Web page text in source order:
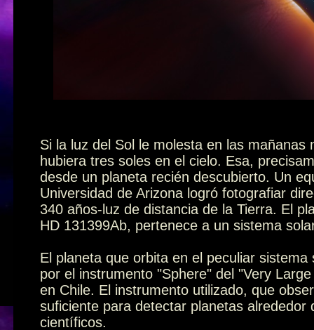
Si la luz del Sol le molesta en las
hubiera tres soles en el cielo. Esa,
desde un planeta recién descubierto. Un
Universidad de Arizona logró fotografiar
340 años-luz de distancia de la Tierra. El
HD 131399Ab, pertenece a un sistema
El planeta que orbita en el peculiar
por el instrumento "Sphere" del "Very
en Chile. El instrumento utilizado, que
suficiente para detectar planetas alrededor
científicos.